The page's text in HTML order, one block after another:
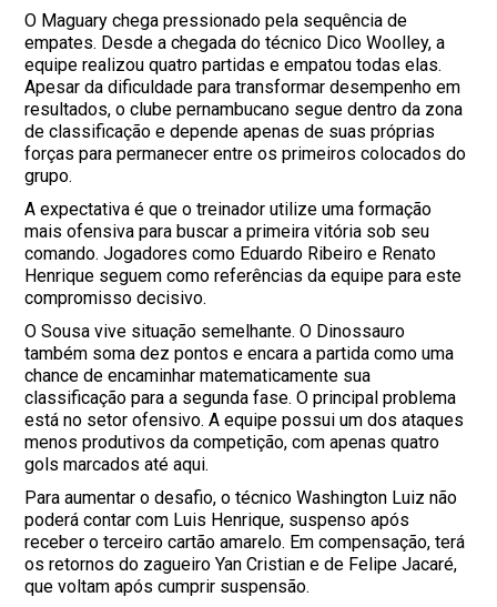
O Maguary chega pressionado pela sequência de
empates. Desde a chegada do técnico Dico Woolley, a
equipe realizou quatro partidas e empatou todas elas.
Apesar da dificuldade para transformar desempenho em
resultados, o clube pernambucano segue dentro da zona
de classificação e depende apenas de suas próprias
forças para permanecer entre os primeiros colocados do
grupo.
A expectativa é que o treinador utilize uma formação
mais ofensiva para buscar a primeira vitória sob seu
comando. Jogadores como Eduardo Ribeiro e Renato
Henrique seguem como referências da equipe para este
compromisso decisivo.
O Sousa vive situação semelhante. O Dinossauro
também soma dez pontos e encara a partida como uma
chance de encaminhar matematicamente sua
classificação para a segunda fase. O principal problema
está no setor ofensivo. A equipe possui um dos ataques
menos produtivos da competição, com apenas quatro
gols marcados até aqui.
Para aumentar o desafio, o técnico Washington Luiz não
poderá contar com Luis Henrique, suspenso após
receber o terceiro cartão amarelo. Em compensação, terá
os retornos do zagueiro Yan Cristian e de Felipe Jacaré,
que voltam após cumprir suspensão.